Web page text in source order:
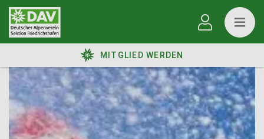
MITGLIED WERDEN